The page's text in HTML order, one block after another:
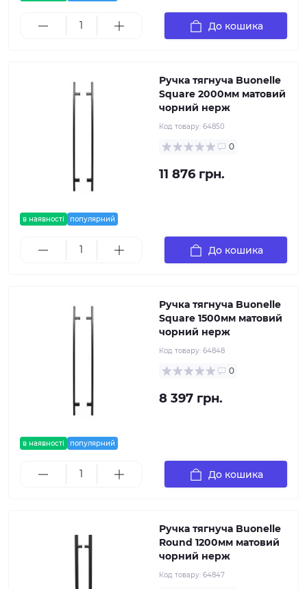
До кошика
в наявності популярний
Ручка тягнуча Buonelle
Square 2000мм матовий
чорний нерж
Код товару: 64850
0
11 876 грн.
До кошика
в наявності популярний
Ручка тягнуча Buonelle
Square 1500мм матовий
чорний нерж
Код товару: 64848
0
8 397 грн.
До кошика
Ручка тягнуча Buonelle
Round 1200мм матовий
чорний нерж
Код товару: 64847